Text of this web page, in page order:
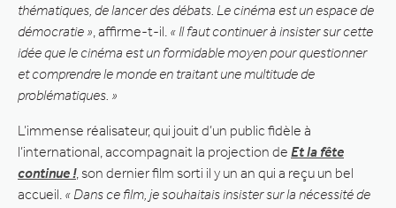
thématiques, de lancer des débats. Le cinéma est un espace de
démocratie » , affirme-t-il. « Il faut continuer à insister sur cette
idée que le cinéma est un formidable moyen pour questionner
et comprendre le monde en traitant une multitude de
problématiques. »
L’immense réalisateur, qui jouit d’un public fidèle à
l’international, accompagnait la projection de Et la fête
continue !, son dernier film sorti il y un an qui a reçu un bel
accueil. « Dans ce film, je souhaitais insister sur la nécessité de